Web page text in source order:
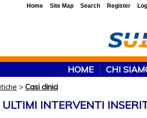
HOME CHI
> Casi clinici
ULTIMI INTERVENTI
Home Site Map Search Register